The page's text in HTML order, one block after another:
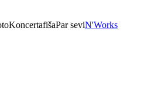
KoncertafišaPar seviN'Works